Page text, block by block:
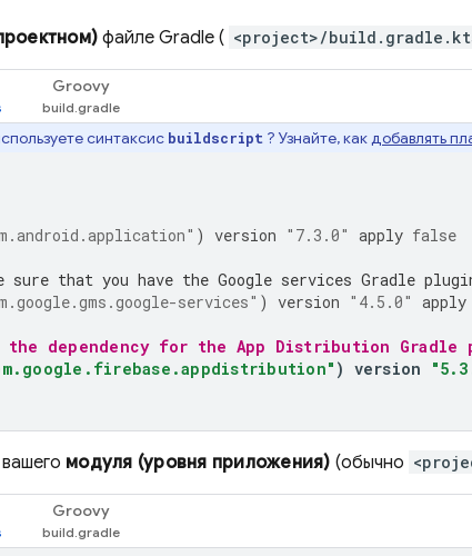
файле Gradle ( <project>/
Groovy
синтаксис buildscript ? Узнайте, какдобавлять
) version "7.3.0" apply false
sure that you have the Google services Gradle plugin
services" ) version "4.5.0" apply
the dependency for the App Distribution Gradle
) version
модуля (уровня приложения) (обычно
Groovy